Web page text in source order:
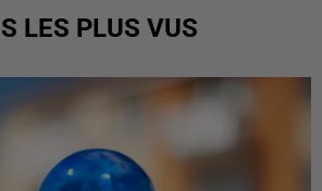
LES PLUS VUS